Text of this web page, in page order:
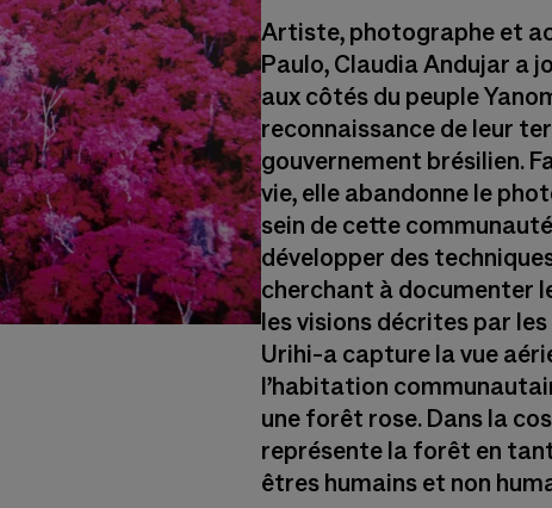
Artiste, photographe et
Paulo, Claudia Andujar a
aux côtés du peuple
reconnaissance de leur
gouvernement brésilien.
vie, elle abandonne le
sein de cette
développer des
cherchant à documenter
les visions décrites par
Urihi-a capture la vue
l’habitation
une forêt rose. Dans la
représente la forêt en
êtres humains et non